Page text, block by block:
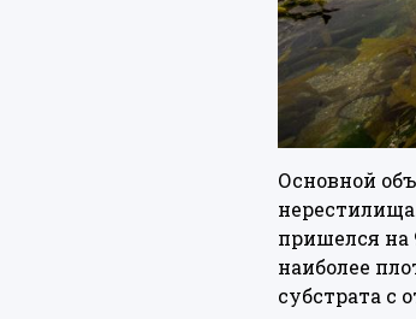
Основной
пришелся на
наиболее
субстрата с